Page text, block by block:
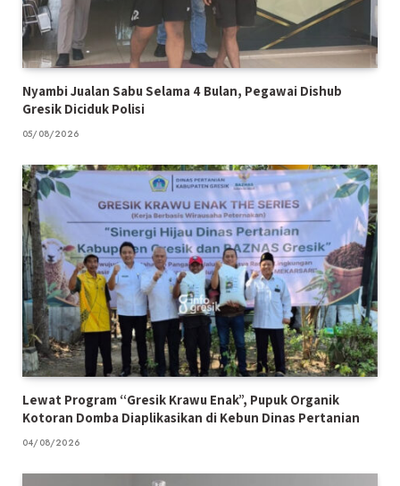
Nyambi Jualan Sabu Selama 4 Bulan, Pegawai Dishub
Gresik Diciduk Polisi
05/08/2026
Lewat Program “Gresik Krawu Enak”, Pupuk Organik
Kotoran Domba Diaplikasikan di Kebun Dinas Pertanian
04/08/2026